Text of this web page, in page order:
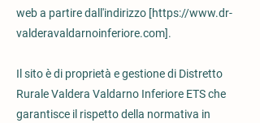
web a partire dall'indirizzo [https://www.dr-
valderavaldarnoinferiore.com].
Il sito è di proprietà e gestione di Distretto
Rurale Valdera Valdarno Inferiore ETS che
garantisce il rispetto della normativa in